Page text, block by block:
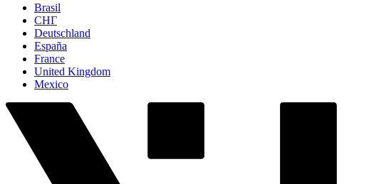
Brasil
СНГ
Deutschland
España
France
United Kingdom
Mexico